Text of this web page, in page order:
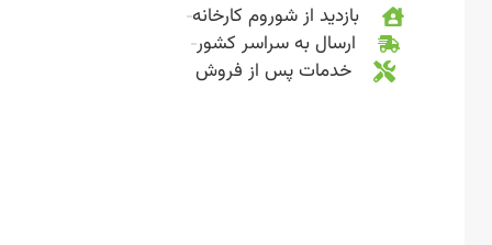
بازدید از شوروم کارخانه
ارسال به سراسر کشور
خدمات پس از فروش